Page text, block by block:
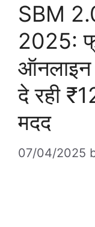
SBM
2025:
दे रही
मदद
07/04/2025